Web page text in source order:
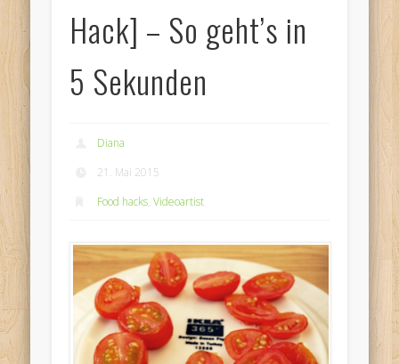
Hack] – So geht’s in
5 Sekunden
Diana
21. Mai 2015
Food hacks,Videoartist